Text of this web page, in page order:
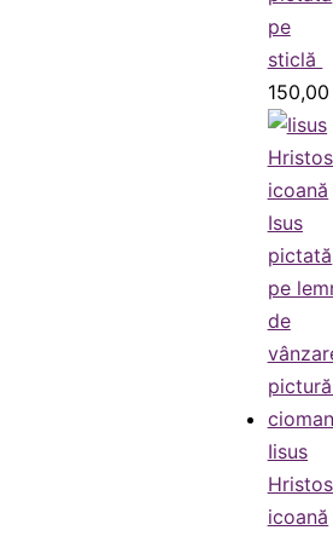
pe
sticlă
Iisus
Hristos
icoană